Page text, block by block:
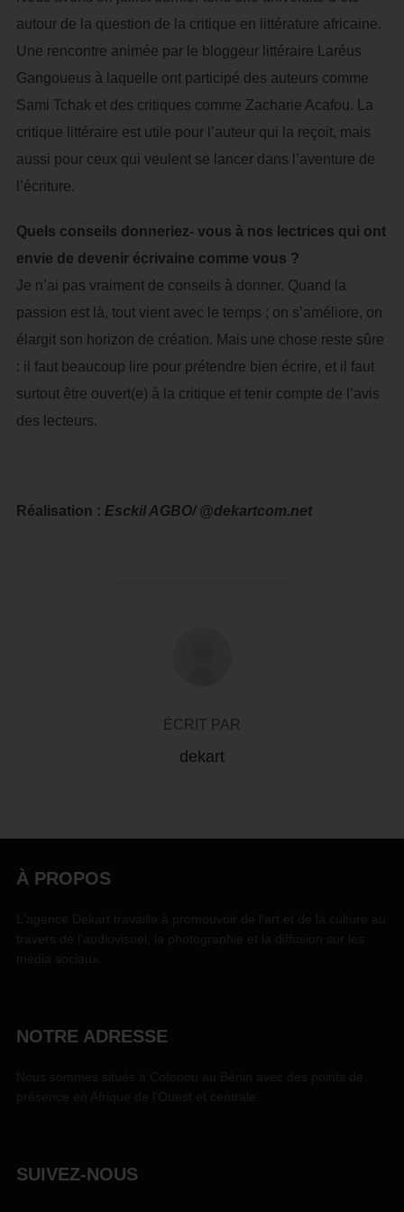
autour de la question de la critique en littérature africaine.
Une rencontre animée par le bloggeur littéraire Laréus
Gangoueus à laquelle ont participé des auteurs comme
Sami Tchak et des critiques comme Zacharie Acafou. La
critique littéraire est utile pour l’auteur qui la reçoit, mais
aussi pour ceux qui veulent se lancer dans l’aventure de
l’écriture.
Quels conseils donneriez- vous à nos lectrices qui ont
envie de devenir écrivaine comme vous ?
Je n’ai pas vraiment de conseils à donner. Quand la
passion est là, tout vient avec le temps ; on s’améliore, on
élargit son horizon de création. Mais une chose reste sûre
: il faut beaucoup lire pour prétendre bien écrire, et il faut
surtout être ouvert(e) à la critique et tenir compte de l’avis
des lecteurs.
Réalisation : Esckil AGBO/ @dekartcom.net
ÉCRIT PAR
dekart
À PROPOS
NOTRE ADRESSE
SUIVEZ-NOUS